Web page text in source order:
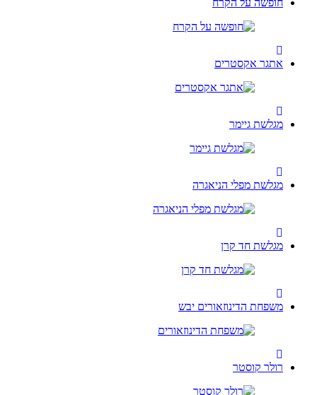
אתגר אקסטרים
מגלשת גיימר
מגלשת מפלי הניאגרה
מגלשת חד קרן
משפחת הדינוזאורים יבש
רולר קוסטר